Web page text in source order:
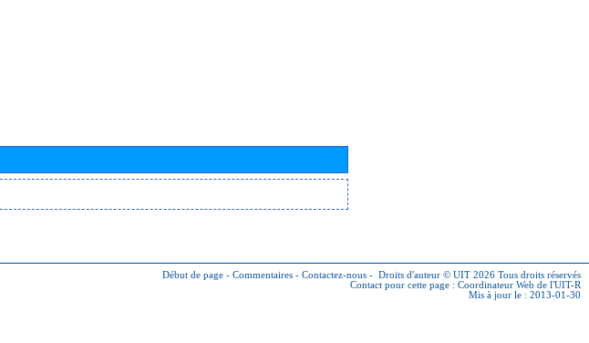
Début de page - Commentaires - Contactez-nous - Droits d'auteur © UIT 2026 Tous droits réservés
Contact pour cette page : Coordinateur Web de l'UIT-R
Mis à jour le : 2013-01-30